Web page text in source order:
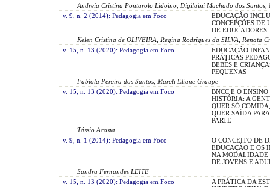
Andreia Cristina Pontarolo Lidoino, Digilaini Machado dos Santos,
v. 9, n. 2 (2014): Pedagogia em Foco
EDUCAÇÃO
CONCEPÇÕES DE
DE EDUCADORES
Kelen Cristina de OLIVEIRA, Regina Rodrigues da SILVA, Renata
v. 15, n. 13 (2020): Pedagogia em Foco
EDUCAÇÃO
PRÁTICAS
BEBÊS E
PEQUENAS
Fabíola Pereira dos Santos, Mareli Eliane Graupe
v. 15, n. 13 (2020): Pedagogia em Foco
BNCC E O ENSINO
HISTÓRIA: A
QUER SÓ
QUER SAÍDA
PARTE
Tássio Acosta
v. 9, n. 1 (2014): Pedagogia em Foco
O CONCEITO DE
EDUCAÇÃO E OS
NA MODALIDADE
DE JOVENS E
Sandra Fernandes LEITE
v. 15, n. 13 (2020): Pedagogia em Foco
A PRÁTICA DA